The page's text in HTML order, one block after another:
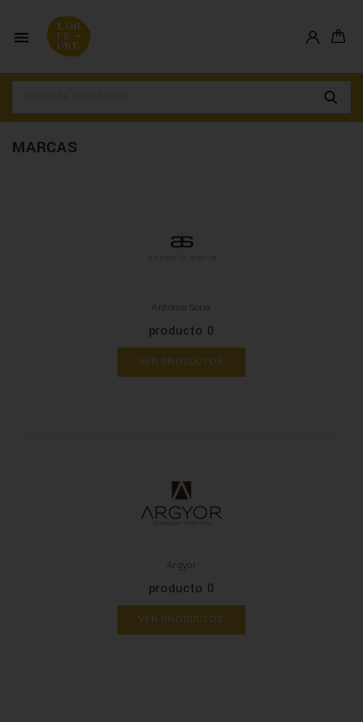

MARCAS
Antonio Soria
producto 0
VER PRODUCTOS
Argyor
producto 0
VER PRODUCTOS